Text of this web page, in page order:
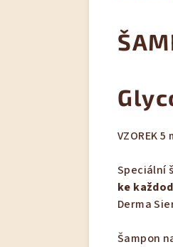
VZOREK 5
Speciální
ke
Derma
Šampon